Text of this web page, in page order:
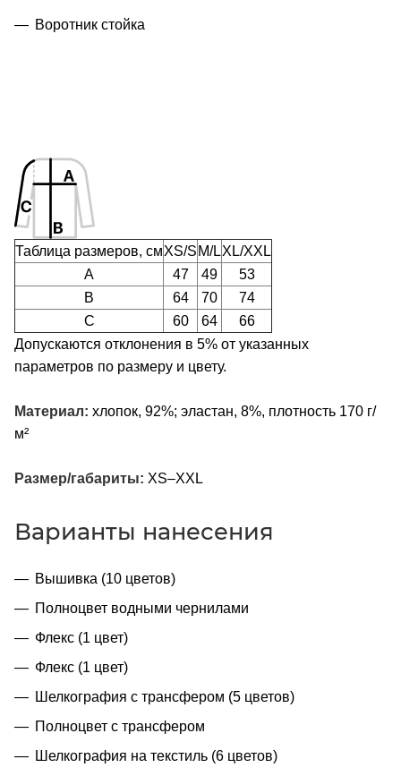
Воротник стойка
Таблица размеров, смXS/S M/LXL/XXL
A
47 49
53
B
64 70
74
C
60 64
66
Допускаются отклонения в 5% от указанных
параметров по размеру и цвету.
Материал: хлопок, 92%; эластан, 8%, плотность 170 г/
м²
Размер/габариты: XS–XXL
Варианты нанесения
Вышивка (10 цветов)
Полноцвет водными чернилами
Флекс (1 цвет)
Флекс (1 цвет)
Шелкография с трансфером (5 цветов)
Полноцвет с трансфером
Шелкография на текстиль (6 цветов)